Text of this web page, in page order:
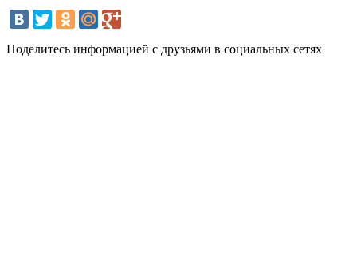
Поделитесь информацией с друзьями в социальных сетях